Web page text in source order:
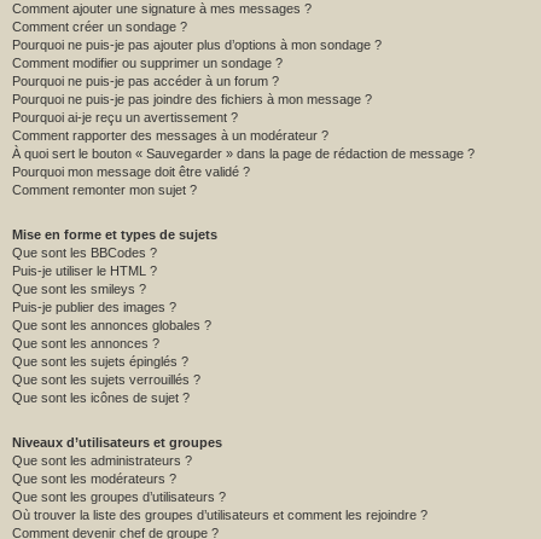
Comment ajouter une signature à mes messages ?
Comment créer un sondage ?
Pourquoi ne puis-je pas ajouter plus d’options à mon sondage ?
Comment modifier ou supprimer un sondage ?
Pourquoi ne puis-je pas accéder à un forum ?
Pourquoi ne puis-je pas joindre des fichiers à mon message ?
Pourquoi ai-je reçu un avertissement ?
Comment rapporter des messages à un modérateur ?
À quoi sert le bouton « Sauvegarder » dans la page de rédaction de message ?
Pourquoi mon message doit être validé ?
Comment remonter mon sujet ?
Mise en forme et types de sujets
Que sont les BBCodes ?
Puis-je utiliser le HTML ?
Que sont les smileys ?
Puis-je publier des images ?
Que sont les annonces globales ?
Que sont les annonces ?
Que sont les sujets épinglés ?
Que sont les sujets verrouillés ?
Que sont les icônes de sujet ?
Niveaux d’utilisateurs et groupes
Que sont les administrateurs ?
Que sont les modérateurs ?
Que sont les groupes d’utilisateurs ?
Où trouver la liste des groupes d’utilisateurs et comment les rejoindre ?
Comment devenir chef de groupe ?